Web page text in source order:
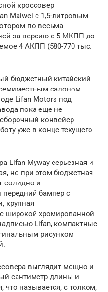
кроссовер
Maiwei с 1,5-литровым
по весьма
за версию с 5 МКПП до
4 АКПП (580-770 тыс.
бюджетный китайский
салоном
Lifan Motors под
пока еще не
конвейер
уже в конце текущего
Lifan Myway серьезная и
но при этом бюджетная
солидно и
передний бампер с
крупная
широкой хромированной
Lifan, компактные
рисунком
выглядит мощно и
сантиметр длины и
что называется, с толком,